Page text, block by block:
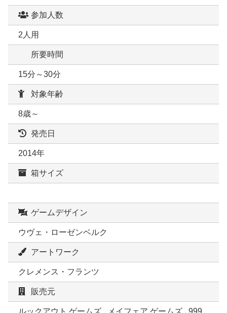
参加人数
2人用
所要時間
15分～30分
対象年齢
8歳～
発売日
2014年
箱サイズ
ゲームデザイン
ウヴェ・ローゼンベルク
アートワーク
クレメンス・フランツ
販売元
ルックアウト ゲームズ , メイフェア ゲームズ , 999